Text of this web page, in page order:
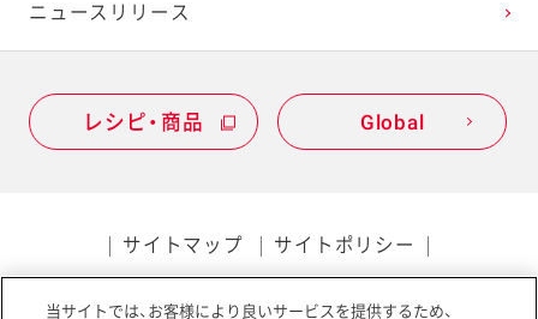
ニュースリリース
レシピ・商品 Global
サイトマップ サイトポリシー
当サイトでは、お客様により良いサービスを提供するため、